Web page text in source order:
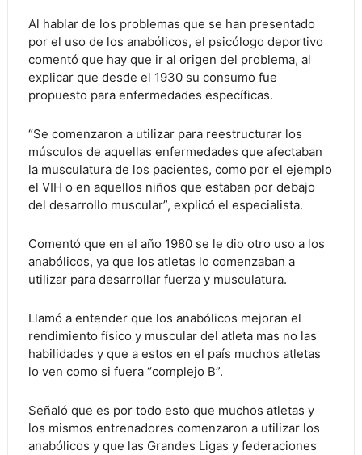
Al hablar de los problemas que se han presentado
por el uso de los anabólicos, el psicólogo deportivo
comentó que hay que ir al origen del problema, al
explicar que desde el 1930 su consumo fue
propuesto para enfermedades específicas.
“Se comenzaron a utilizar para reestructurar los
músculos de aquellas enfermedades que afectaban
la musculatura de los pacientes, como por el ejemplo
el VIH o en aquellos niños que estaban por debajo
del desarrollo muscular”, explicó el especialista.
Comentó que en el año 1980 se le dio otro uso a los
anabólicos, ya que los atletas lo comenzaban a
utilizar para desarrollar fuerza y musculatura.
Llamó a entender que los anabólicos mejoran el
rendimiento físico y muscular del atleta mas no las
habilidades y que a estos en el país muchos atletas
lo ven como si fuera “complejo B”.
Señaló que es por todo esto que muchos atletas y
los mismos entrenadores comenzaron a utilizar los
anabólicos y que las Grandes Ligas y federaciones